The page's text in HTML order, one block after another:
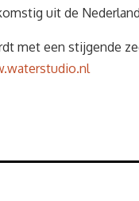
uit de
met een stijgende